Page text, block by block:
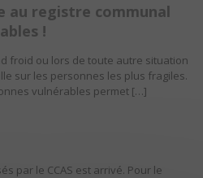
au registre communal
!
froid ou lors de toute autre situation
sur les personnes les plus fragiles.
vulnérables permet […]
par le CCAS est arrivé. Pour le